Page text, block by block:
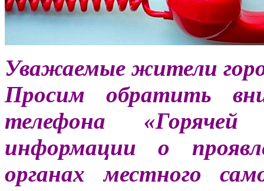
Уважаемые жители
Просим обратить
телефона
информации о
органах местного